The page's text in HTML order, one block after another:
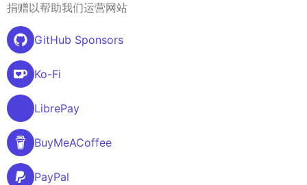
捐赠以帮助我们运营网站
GitHub Sponsors
Ko-Fi
LibrePay
BuyMeACoffee
PayPal